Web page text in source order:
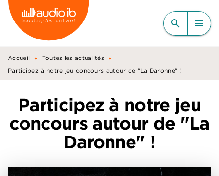
MENU RECHERCHE
CONTENU
PIED DE PAGE
search menu
Accueil • Toutes les actualités •
Participez à notre jeu concours autour de "La Daronne" !
Participez à notre jeu
concours autour de "La
Daronne" !